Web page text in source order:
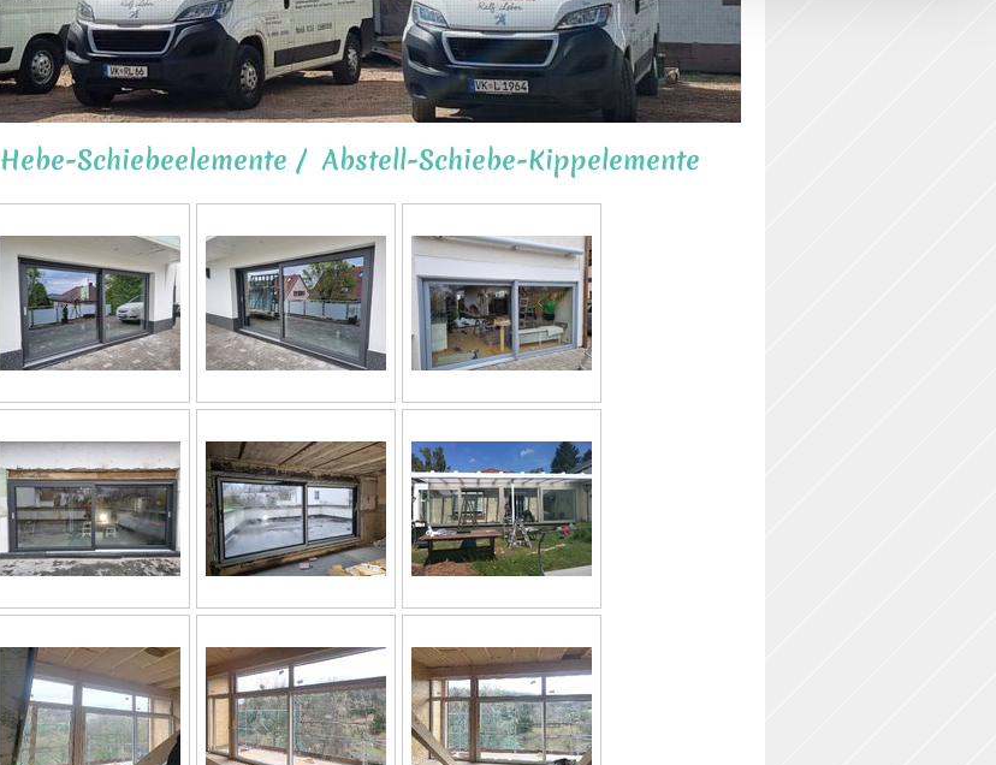
Hebe-Schiebeelemente / Abstell-Schiebe-Kippelemente